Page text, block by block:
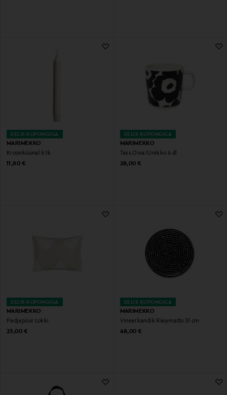
EELIS KUPONGIGA
MARIMEKKO
Kroonküünal 6 tk
Original Price
11,90 €
EELIS KUPONGIGA
MARIMEKKO
Tass Oiva/Unikko 4 dl
Original Price
28,00 €
EELIS KUPONGIGA
MARIMEKKO
Padjapüür Lokki
Original Price
23,00 €
EELIS KUPONGIGA
MARIMEKKO
Vineerkandik Räsymatto 31 cm
Original Price
48,00 €